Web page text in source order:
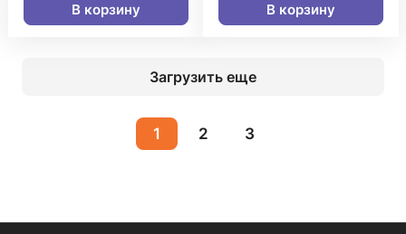
В корзину В корзину
Загрузить еще
1 2 3